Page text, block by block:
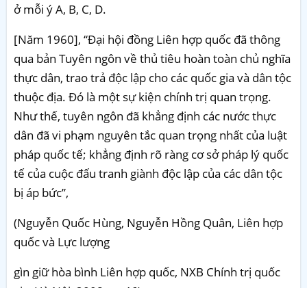
ở mỗi ý A, B, C, D.
[Năm 1960], “Đại hội đồng Liên hợp quốc đã thông
qua bản Tuyên ngôn về thủ tiêu hoàn toàn chủ nghĩa
thực dân, trao trả độc lập cho các quốc gia và dân tộc
thuộc địa. Đó là một sự kiện chính trị quan trọng.
Như thế, tuyên ngôn đã khẳng định các nước thực
dân đã vi phạm nguyên tắc quan trọng nhất của luật
pháp quốc tế; khẳng định rõ ràng cơ sở pháp lý quốc
tế của cuộc đấu tranh giành độc lập của các dân tộc
bị áp bức”,
(Nguyễn Quốc Hùng, Nguyễn Hồng Quân, Liên hợp
quốc và Lực lượng
gìn giữ hòa bình Liên hợp quốc, NXB Chính trị quốc